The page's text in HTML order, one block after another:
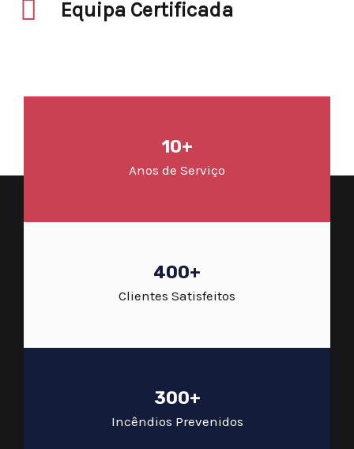
Equipa Certificada
10+
Anos de Serviço
400+
Clientes Satisfeitos
300+
Incêndios Prevenidos